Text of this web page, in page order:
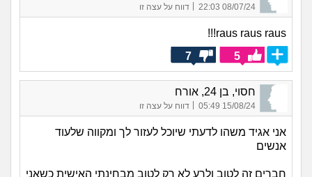
08/07/24 22:03 דווח על עצה זו
raus raus raus!!!
5
7
חסוי, בן 24, אורח
15/08/24 05:49 דווח על עצה זו
אני אגיד משהו לדעתי שיוכל לעזור לך ומקווה שלעוד
אנשים
חברים זה לטוב ולרע לא רק לטוב מבחינתי האישית כשאני